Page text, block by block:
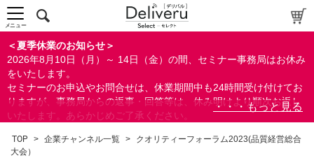
＜夏季休業のお知らせ＞
2026年8月10日（月）～ 14日（金）の間、セミナー事務局はお休み
をいたします。
セミナーのお申込やお問合せは、休業期間中も24時間受け付けてお
りますが、事務局からの返事・回答等は、休み明けより順次お返し
いたします。あらかじめご了承ください。
ができます。
メニュー
TOP > 企業チャンネル一覧 >
クオリティーフォーラム2023(品質経営総合
大会）